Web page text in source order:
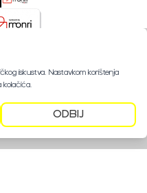
iskustva. Nastavkom korištenja
kolačića.
ODBIJ